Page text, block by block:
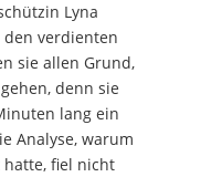
Lyna
den verdienten
sie allen Grund,
denn sie
lang ein
Analyse, warum
fiel nicht